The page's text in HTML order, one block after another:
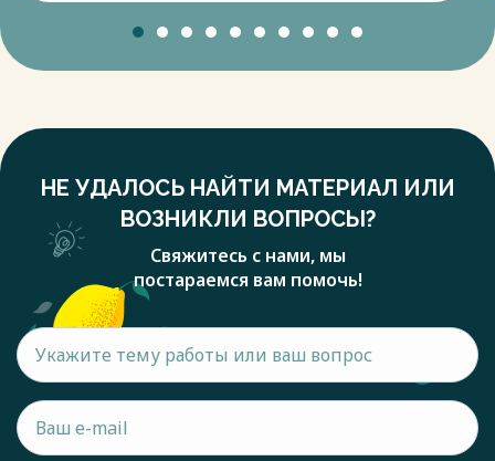
НЕ УДАЛОСЬ НАЙТИ МАТЕРИАЛ ИЛИ
ВОЗНИКЛИ ВОПРОСЫ?
Свяжитесь с нами, мы
постараемся вам помочь!